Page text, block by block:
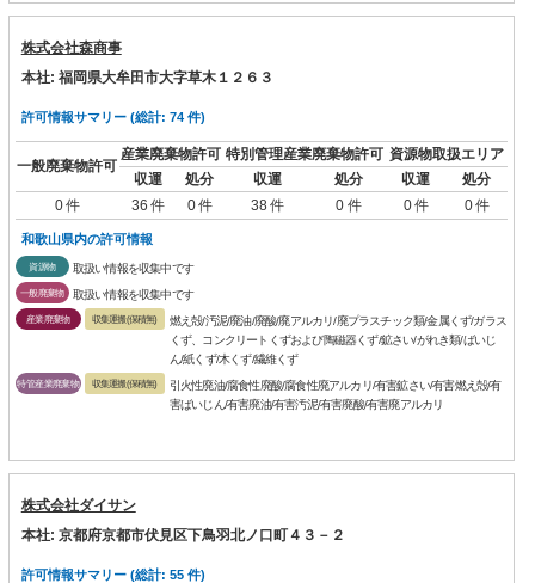
株式会社森商事
本社: 福岡県大牟田市大字草木１２６３
許可情報サマリー (総計: 74 件)
一般廃棄物許可
産業廃棄物許可 特別管理産業廃棄物許可 資源物取扱エリア
収運
処分 収運 処分 収運
処分
0 件
36 件 0 件 38 件 0 件 0 件 0 件
和歌山県内の許可情報
資源物 取扱い情報を収集中です
一般廃棄物 取扱い情報を収集中です
産業廃棄物 収集運搬(保積無)
燃え殻/汚泥/廃油/廃酸/廃アルカリ/廃プラスチック類/金属くず/ガラス
くず、コンクリートくずおよび陶磁器くず/鉱さい/がれき類/ばいじ
ん/紙くず/木くず/繊維くず
特管産業廃棄物 収集運搬(保積無)
引火性廃油/腐食性廃酸/腐食性廃アルカリ/有害鉱さい/有害燃え殻/有
害ばいじん/有害廃油/有害汚泥/有害廃酸/有害廃アルカリ
株式会社ダイサン
本社: 京都府京都市伏見区下鳥羽北ノ口町４３－２
許可情報サマリー (総計: 55 件)